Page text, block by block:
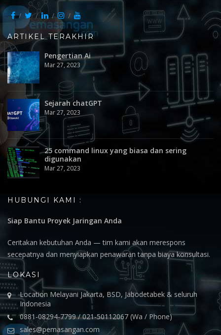
ARTIKEL TERAKHIR
Pengertian Ai
Mar 27, 2023
Sejarah chatGPT
Mar 27, 2023
25 command linux yang biasa dan sering
digunakan
Mar 27, 2023
HUBUNGI KAMI :
Siap Bantu Proyek Jaringan Anda
Ceritakan kebutuhan Anda — tim kami akan merespons
secepatnya dan menyiapkan penawaran tanpa biaya konsultasi.
LOKASI
Location Melayani Jakarta, BSD, Jabodetabek & seluruh
Indonesia
0881-08294-7799 / 021-50112067 (Wa / Phone)
sales@pemasangan.com